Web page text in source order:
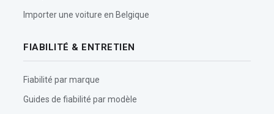
Importer une voiture en Belgique
FIABILITÉ & ENTRETIEN
Fiabilité par marque
Guides de fiabilité par modèle